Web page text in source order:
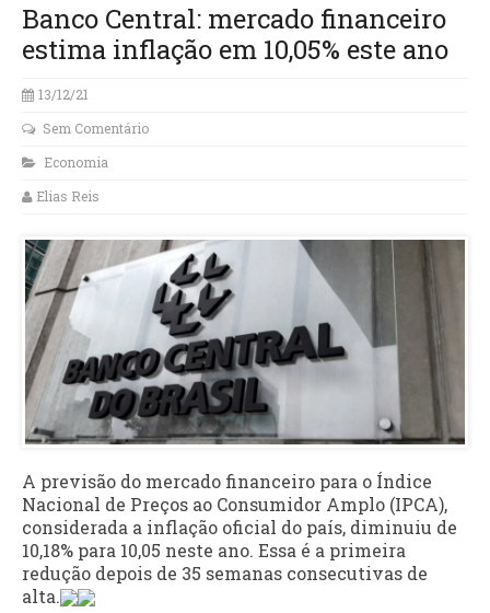
Banco Central: mercado financeiro
estima inflação em 10,05% este ano
13/12/21
Sem Comentário
Economia
Elias Reis
A previsão do mercado financeiro para o Índice
Nacional de Preços ao Consumidor Amplo (IPCA),
considerada a inflação oficial do país, diminuiu de
10,18% para 10,05 neste ano. Essa é a primeira
redução depois de 35 semanas consecutivas de
alta.